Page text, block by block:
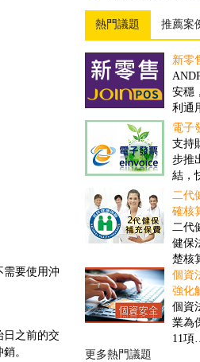
需要使用沖
日之前的交
。
熱門議題 推薦案
新零
安穩
利通
電子
支持
步推
結，
二代
確核
二代
健保
楚核
個資
強化
個資
業為
11項
更多熱門議題
倉儲
隨著
將成
而，
發展
撿貨
對一
要求
度
盤點
舊有
但卻
中可
失...
商品
因應
來對
理，
更多推薦案例